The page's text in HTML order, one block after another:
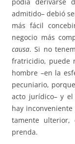
admitido– debió
más fácil
negocio más
causa. Si no
fratricidio, puede
hombre –en la
pecuniario,
acto jurídico– y
hay
ta­mente
prenda.